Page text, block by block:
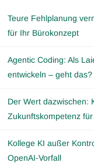
Teure Fehlplanung
für Ihr Bürokonzept
Agentic Coding: Als
entwickeln – geht das?
Der Wert dazwischen:
Zukunftskompetenz
Kollege KI außer
OpenAI-Vorfall